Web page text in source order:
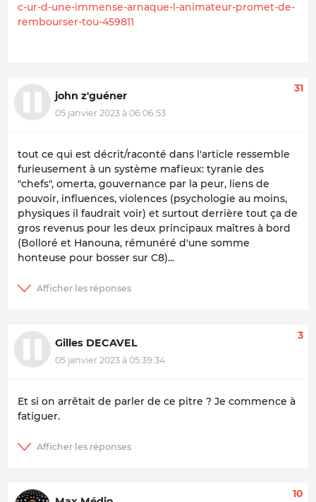
c-ur-d-une-immense-arnaque-l-animateur-promet-de-
rembourser-tou-459811
john z'guéner
05 janvier 2023 à 06:06:53
31
tout ce qui est décrit/raconté dans l'article ressemble
furieusement à un système mafieux: tyranie des
"chefs", omerta, gouvernance par la peur, liens de
pouvoir, influences, violences (psychologie au moins,
physiques il faudrait voir) et surtout derrière tout ça de
gros revenus pour les deux principaux maîtres à bord
(Bolloré et Hanouna, rémunéré d'une somme
honteuse pour bosser sur C8)...
Gilles DECAVEL
05 janvier 2023 à 05:39:34
3
Et si on arrêtait de parler de ce pitre ? Je commence à
fatiguer.
10